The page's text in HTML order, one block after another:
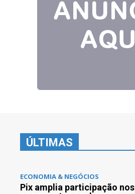
ÚLTIMAS
ECONOMIA & NEGÓCIOS
Pix amplia participação nos